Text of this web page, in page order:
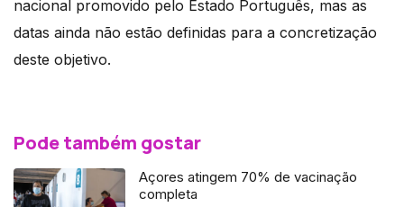
nacional promovido pelo Estado Português, mas as
datas ainda não estão definidas para a concretização
deste objetivo.
Pode também gostar
Açores atingem 70% de vacinação
completa